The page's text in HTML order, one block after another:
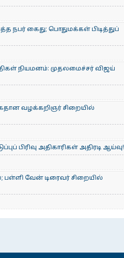
நபர் கைது; பொதுமக்கள் பிடித்துப்
நியமனம்: முதலமைச்சர் விஜய்
வழக்கறிஞர் சிறையில்
பிரிவு அதிகாரிகள் அதிரடி ஆய்வு!
பள்ளி வேன் டிரைவர் சிறையில்